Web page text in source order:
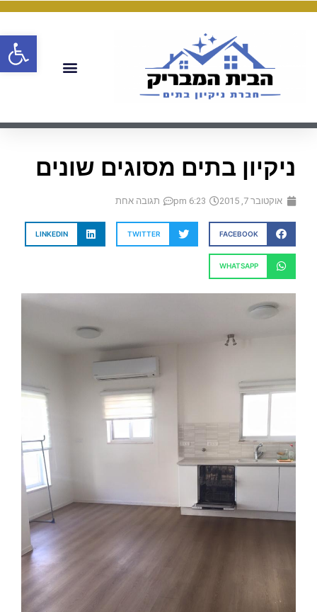
ניקיון בתים מסוגים שונים
אוקטובר 7, 2015 6:23 pm תגובה אחת
FACEBOOK
TWITTER
LINKEDIN
WHATSAPP